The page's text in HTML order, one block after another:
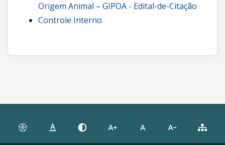
Origem Animal – GIPOA - Edital-de-Citação
Controle Interno